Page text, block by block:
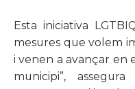
Esta iniciativa
mesures que volem
i venen a avançar en
municipi”,